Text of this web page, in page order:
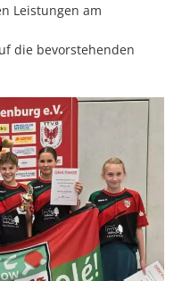
Leistungen am
die bevorstehenden